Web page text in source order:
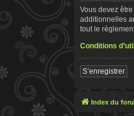
Vous devez
additionnelles
tout le
Conditions
S’enregistrer
Index du